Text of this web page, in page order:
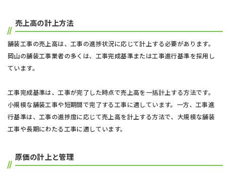
売上高の計上方法
舗装工事の売上高は、工事の進捗状況に応じて計上する必要があります。
岡山の舗装工事業者の多くは、工事完成基準または工事進行基準を採用し
ています。
工事完成基準は、工事が完了した時点で売上高を一括計上する方法です。
小規模な舗装工事や短期間で完了する工事に適しています。一方、工事進
行基準は、工事の進捗度に応じて売上高を計上する方法で、大規模な舗装
工事や長期にわたる工事に適しています。
原価の計上と管理